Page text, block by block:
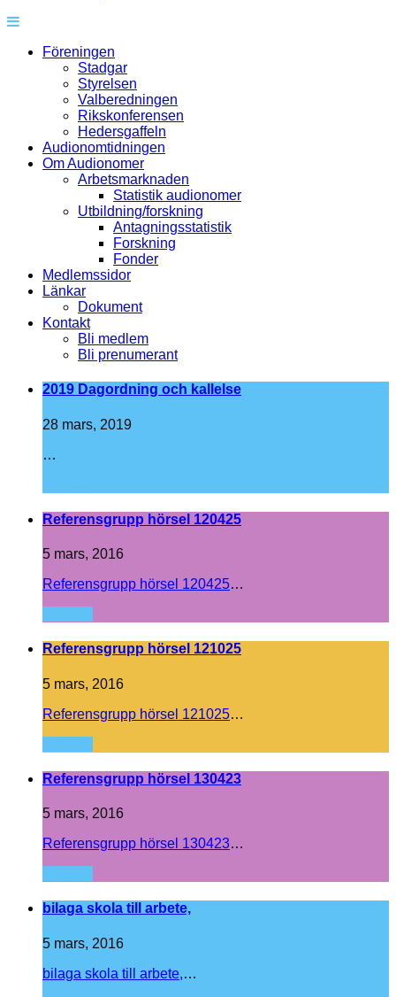
Föreningen
Stadgar
Styrelsen
Valberedningen
Rikskonferensen
Hedersgaffeln
Audionomtidningen
Om Audionomer
Arbetsmarknaden
Statistik audionomer
Utbildning/forskning
Antagningsstatistik
Forskning
Fonder
Medlemssidor
Länkar
Dokument
Kontakt
Bli medlem
Bli prenumerant
2019 Dagordning och kallelse
28 mars, 2019
…
Referensgrupp hörsel 120425
5 mars, 2016
Referensgrupp hörsel 120425…
Referensgrupp hörsel 121025
5 mars, 2016
Referensgrupp hörsel 121025…
Referensgrupp hörsel 130423
5 mars, 2016
Referensgrupp hörsel 130423…
bilaga skola till arbete,
5 mars, 2016
bilaga skola till arbete,…